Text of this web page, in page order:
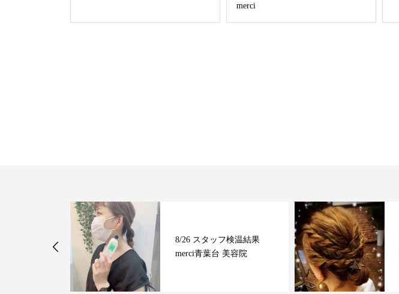
merci
8/26 スタッフ検温結果
merci青葉台 美容院